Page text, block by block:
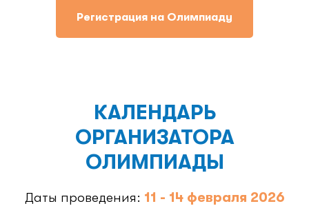
Регистрация на Олимпиаду
КАЛЕНДАРЬ
ОРГАНИЗАТОРА
ОЛИМПИАДЫ
Даты проведения: 11 - 14 февраля 2026